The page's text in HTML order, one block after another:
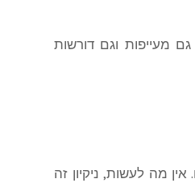
מעייפות וגם דורשות
מה לעשות, ניקיון זה